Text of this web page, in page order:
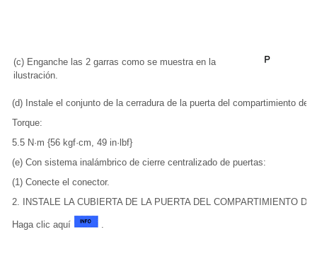
(c) Enganche las 2 garras como se muestra en la
ilustración.
(d) Instale el conjunto de la cerradura de la puerta del compartimiento de
Torque:
5.5 N·m {56 kgf·cm, 49 in·lbf}
(e) Con sistema inalámbrico de cierre centralizado de puertas:
(1) Conecte el conector.
2. INSTALE LA CUBIERTA DE LA PUERTA DEL COMPARTIMIENTO
Haga clic aquí .